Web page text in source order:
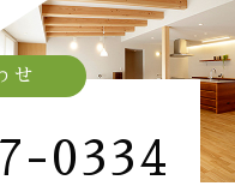
せ
0334​